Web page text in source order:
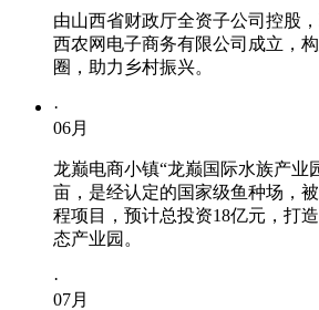
由山西省财政厅全资子公司控股，球信
西农网电子商务有限公司成立，
圈，助力乡村振兴。
·
06月
龙巅电商小镇“龙巅国际水族产业
亩，是经认定的国家级鱼种场
程项目，预计总投资18亿元，
态产业园。
·
07月